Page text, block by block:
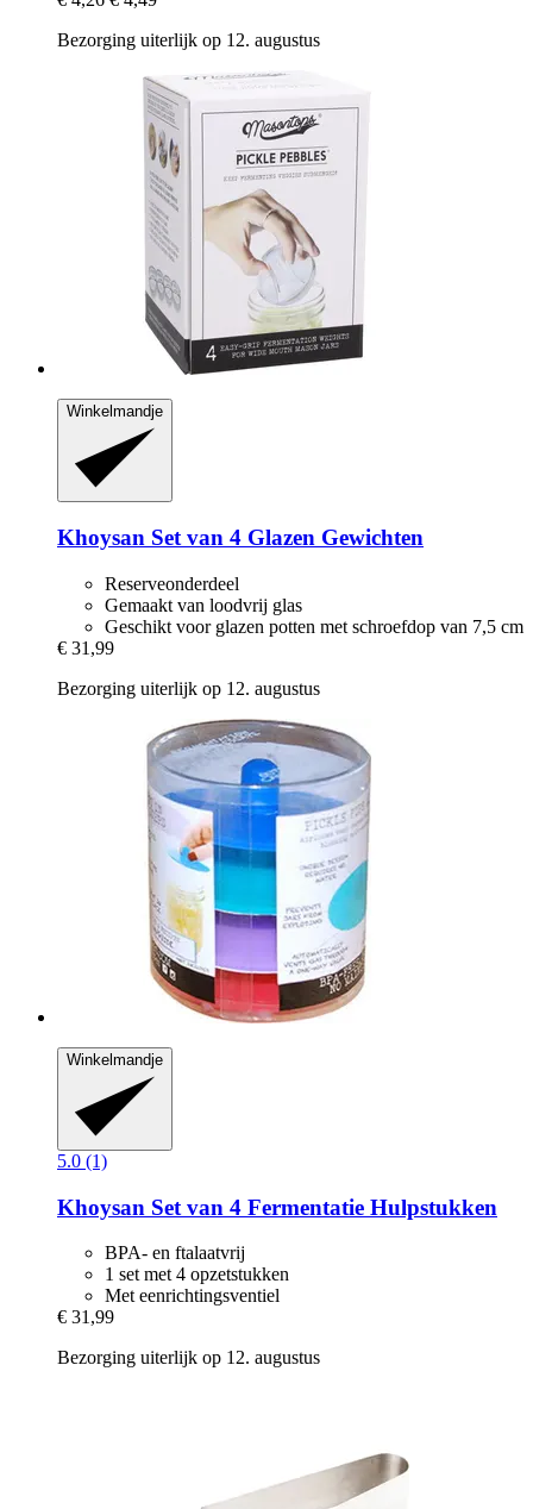
Bezorging uiterlijk op 12. augustus
Winkelmandje
Khoysan Set van 4 Glazen Gewichten
Reserveonderdeel
Gemaakt van loodvrij glas
Geschikt voor glazen potten met schroefdop van 7,5 cm
€ 31,99
Bezorging uiterlijk op 12. augustus
Winkelmandje
5.0 (1)
Khoysan Set van 4 Fermentatie Hulpstukken
BPA- en ftalaatvrij
1 set met 4 opzetstukken
Met eenrichtingsventiel
€ 31,99
Bezorging uiterlijk op 12. augustus